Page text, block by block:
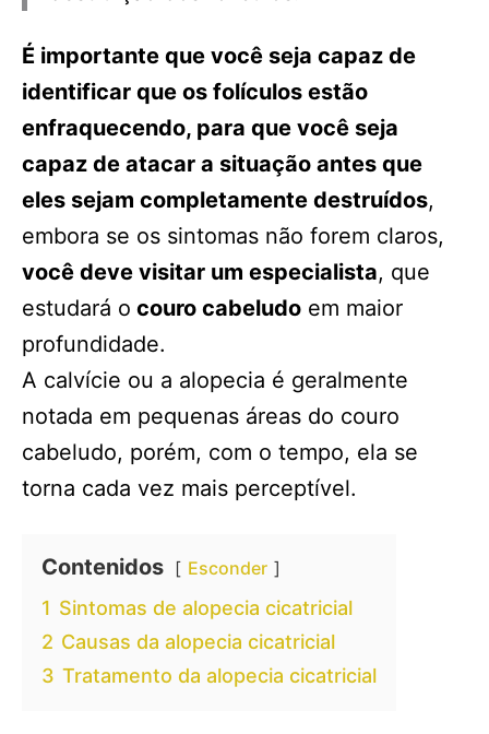
É importante que você seja capaz de
identificar que os folículos estão
enfraquecendo, para que você seja
capaz de atacar a situação antes que
eles sejam completamente destruídos,
embora se os sintomas não forem claros,
você deve visitar um especialista, que
estudará o couro cabeludo em maior
profundidade.
A calvície ou a alopecia é geralmente
notada em pequenas áreas do couro
cabeludo, porém, com o tempo, ela se
torna cada vez mais perceptível.
Contenidos Esconder
1 Sintomas de alopecia cicatricial
2 Causas da alopecia cicatricial
3 Tratamento da alopecia cicatricial